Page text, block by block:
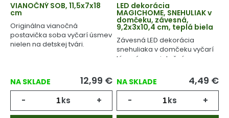
VIANOČNÝ SOB, 11,5x7x18
cm
Originálna vianočná
postavička soba vyčarí úsmev
nielen na detskej tvári.
NA SKLADE 12,99 €
- ks +
LED dekorácia
MAGICHOME, SNEHULIAK v
domčeku, závesná,
9,2x3x10,4 cm, teplá biela
Závesná LED dekorácia
snehuliaka v domčeku vyčarí
tú správnu sviatočnú
NA SKLADE 4,49 €
- ks +